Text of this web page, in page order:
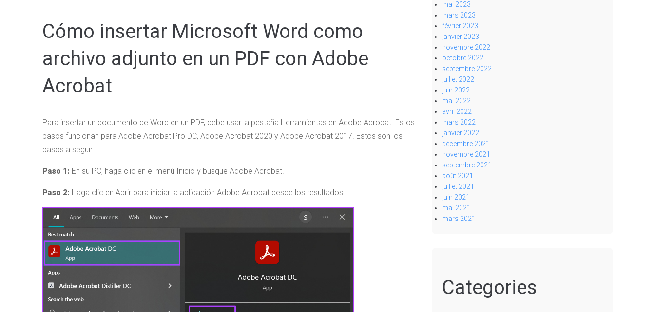
Cómo insertar Microsoft Word como
archivo adjunto en un PDF con Adobe
Acrobat
Para insertar un documento de Word en un PDF, debe usar la pestaña Herramientas en Adobe Acrobat. Estos
pasos funcionan para Adobe Acrobat Pro DC, Adobe Acrobat 2020 y Adobe Acrobat 2017. Estos son los
pasos a seguir:
Paso 1: En su PC, haga clic en el menú Inicio y busque Adobe Acrobat.
Paso 2: Haga clic en Abrir para iniciar la aplicación Adobe Acrobat desde los resultados.
mai 2023
mars 2023
février 2023
janvier 2023
novembre 2022
octobre 2022
septembre 2022
juillet 2022
juin 2022
mai 2022
avril 2022
mars 2022
janvier 2022
décembre 2021
novembre 2021
septembre 2021
août 2021
juillet 2021
juin 2021
mai 2021
mars 2021
Categories